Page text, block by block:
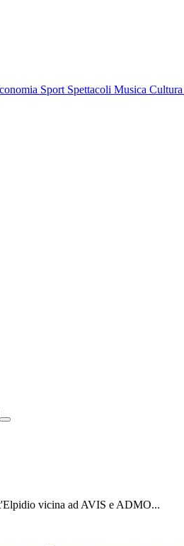
vicina ad AVIS e ADMO...